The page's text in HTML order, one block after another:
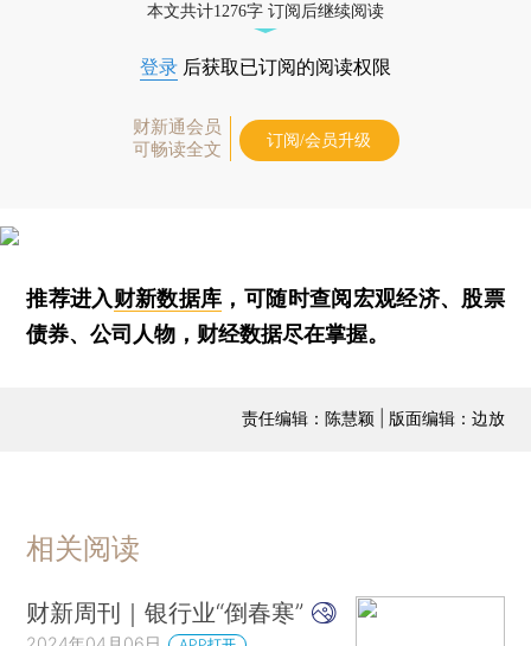
本文共计1276字 订阅后继续阅读
登录 后获取已订阅的阅读权限
财新通会员
可畅读全文
订阅/会员升级
推荐进入财新数据库 ，可随时查阅宏观经济、股票
债券、公司人物，财经数据尽在掌握。
责任编辑：陈慧颖 | 版面编辑：边放
相关阅读
财新周刊｜银行业“倒春寒”